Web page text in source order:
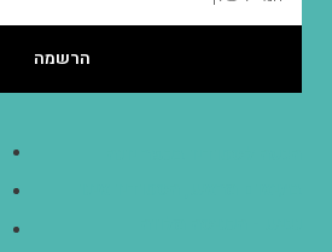
הרשמה